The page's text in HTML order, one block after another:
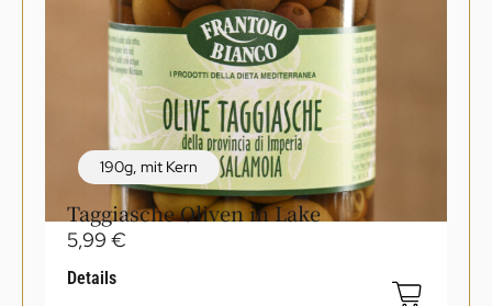
190g, mit Kern
Taggiasche Oliven in Lake
5,99 €
Details